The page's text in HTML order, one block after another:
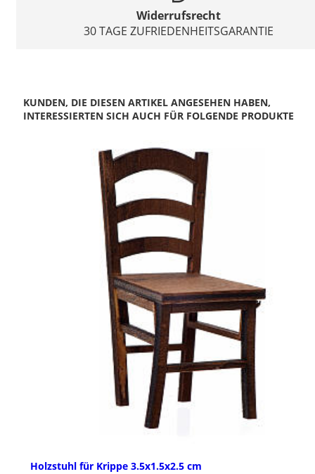
Widerrufsrecht
30 TAGE ZUFRIEDENHEITSGARANTIE
KUNDEN, DIE DIESEN ARTIKEL ANGESEHEN HABEN,
INTERESSIERTEN SICH AUCH FÜR FOLGENDE PRODUKTE
Holzstuhl für Krippe 3.5x1.5x2.5 cm